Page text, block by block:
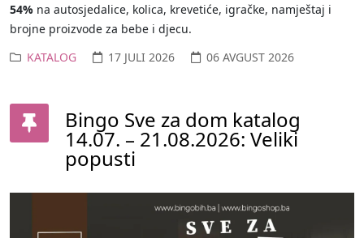
54% na autosjedalice, kolica, krevetiće, igračke, namještaj i
brojne proizvode za bebe i djecu.
KATALOG
17 JULI 2026 06 AVGUST 2026
Bingo Sve za dom katalog
14.07. – 21.08.2026: Veliki
popusti